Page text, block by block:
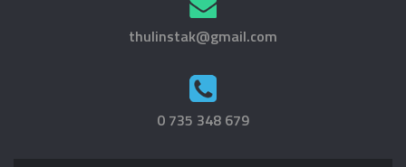
thulinstak@gmail.com
0 735 348 679